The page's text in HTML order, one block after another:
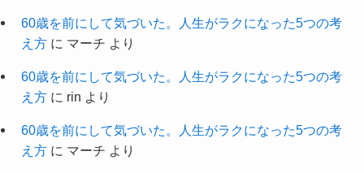
60歳を前にして気づいた。人生がラクになった5つの考
え方に マーチ より
60歳を前にして気づいた。人生がラクになった5つの考
え方に rin より
60歳を前にして気づいた。人生がラクになった5つの考
え方に マーチ より